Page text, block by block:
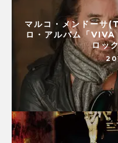
マルコ・メンドー
ロ・アルバム「
ロッ